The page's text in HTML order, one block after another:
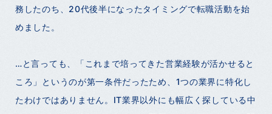
務したのち、20代後半になったタイミングで転職活動を始
めました。
…と言っても、「これまで培ってきた営業経験が活かせると
ころ」というのが第一条件だったため、1つの業界に特化し
たわけではありません。IT業界以外にも幅広く探している中